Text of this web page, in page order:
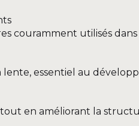
couramment utilisés
essentiel au
en améliorant la